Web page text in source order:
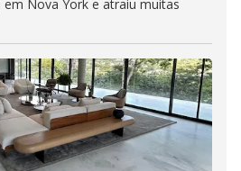
Nova York e atraiu muitas